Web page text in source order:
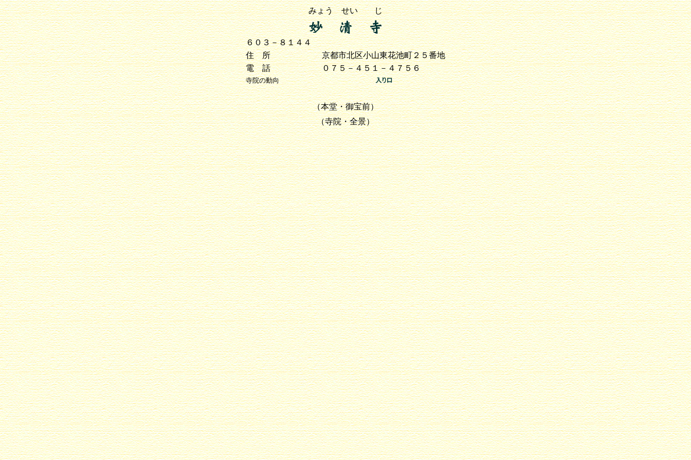
みょう せい じ
６０３－８１４４
住 所
京都市北区小山東花池町２５番地
電 話
０７５－４５１－４７５６
寺院の動向
（本堂・御宝前）
（寺院・全景）